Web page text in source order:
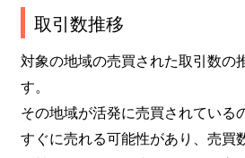
取引数推移
対象の地域の売買された取引数の
す。
その地域が活発に売買されている
すぐに売れる可能性があり、売買